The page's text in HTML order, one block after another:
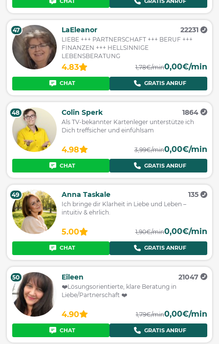
47 LaEleanor 22231
LIEBE +++ PARTNERSCHAFT +++ BERUF +++
FINANZEN +++ HELLSINNIGE
LEBENSBERATUNG
4.83 1,78€/min0,00€/min
CHAT GRATIS ANRUF
48 Colin Sperk 1864
Als TV-bekannter Kartenleger unterstütze ich
Dich treffsicher und einfühlsam
4.98 3,99€/min0,00€/min
CHAT GRATIS ANRUF
49 Anna Taskale 135
Ich bringe dir Klarheit in Liebe und Leben –
intuitiv & ehrlich.
5.00 1,90€/min0,00€/min
CHAT GRATIS ANRUF
50 Eileen 21047
❤️Lösungsorientierte, klare Beratung in
Liebe/Partnerschaft ❤️
4.90 1,79€/min0,00€/min
CHAT GRATIS ANRUF